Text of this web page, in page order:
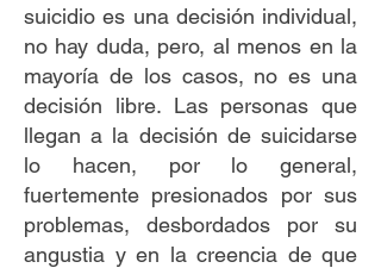
suicidio es una decisión individual,
no hay duda, pero, al menos en la
mayoría de los casos, no es una
decisión libre. Las personas que
llegan a la decisión de suicidarse
lo hacen, por lo general,
fuertemente presionados por sus
problemas, desbordados por su
angustia y en la creencia de que